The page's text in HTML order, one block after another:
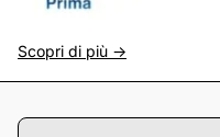
Scopri di più ->